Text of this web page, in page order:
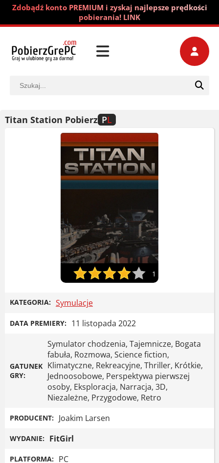
Zdobądź konto PREMIUM i zyskaj najlepsze prędkości
pobierania! LINK
Titan Station Pobierz PL
1
KATEGORIA: Symulacje
DATA PREMIERY: 11 listopada 2022
GATUNEK
GRY:
Symulator chodzenia, Tajemnicze, Bogata
fabuła, Rozmowa, Science fiction,
Klimatyczne, Rekreacyjne, Thriller, Krótkie,
Jednoosobowe, Perspektywa pierwszej
osoby, Eksploracja, Narracja, 3D,
Niezależne, Przygodowe, Retro
PRODUCENT: Joakim Larsen
WYDANIE: FitGirl
PLATFORMA: PC